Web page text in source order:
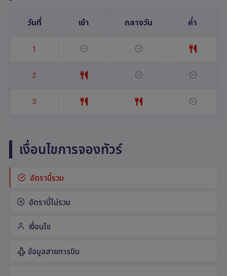
วันที่ เช้า กลางวัน ค่ำ
1
2
3
เงื่อนไขการจองทัวร์
อัตรานี้รวม
อัตรานี้ไม่รวม
เงื่อนไข
ข้อมูลสายการบิน